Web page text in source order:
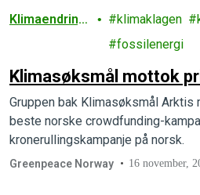
Klimaendring
klimaklagen
fossilenergi
Klimasøksmål mottok
Gruppen bak Klimasøksmål
beste norske crowdfunding-
kronerullingskampanje på norsk.
Greenpeace Norway 16 november,